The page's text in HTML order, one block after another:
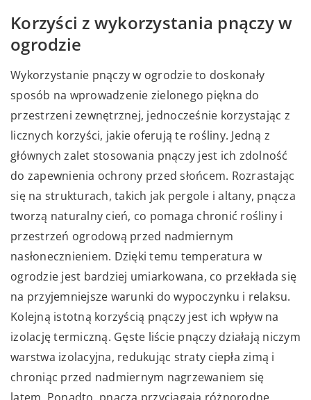
Korzyści z wykorzystania pnączy w
ogrodzie
Wykorzystanie pnączy w ogrodzie to doskonały
sposób na wprowadzenie zielonego piękna do
przestrzeni zewnętrznej, jednocześnie korzystając z
licznych korzyści, jakie oferują te rośliny. Jedną z
głównych zalet stosowania pnączy jest ich zdolność
do zapewnienia ochrony przed słońcem. Rozrastając
się na strukturach, takich jak pergole i altany, pnącza
tworzą naturalny cień, co pomaga chronić rośliny i
przestrzeń ogrodową przed nadmiernym
nasłonecznieniem. Dzięki temu temperatura w
ogrodzie jest bardziej umiarkowana, co przekłada się
na przyjemniejsze warunki do wypoczynku i relaksu.
Kolejną istotną korzyścią pnączy jest ich wpływ na
izolację termiczną. Gęste liście pnączy działają niczym
warstwa izolacyjna, redukując straty ciepła zimą i
chroniąc przed nadmiernym nagrzewaniem się